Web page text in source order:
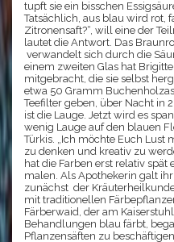
tupft sie ein bisschen
Tatsächlich, aus blau wird rot,
Zitronensaft?“, will eine der
lautet die Antwort. Das
verwandelt sich durch die
einem zweiten Glas hat
mitgebracht, die sie selbst
etwa 50 Gramm
Teefilter geben, über Nacht in
ist die Lauge. Jetzt wird es
wenig Lauge auf den blauen
Türkis. „Ich möchte Euch
zu denken und kreativ zu
hat die Farben erst relativ
malen. Als Apothekerin galt
zunächst der
mit traditionellen
Färberwaid, der am
Behandlungen blau färbt,
Pflanzensäften zu beschäftigen.